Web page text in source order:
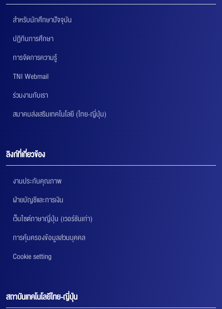
สำหรับนักศึกษาปัจจุบัน
ปฏิทินการศึกษา
การจัดการความรู้
TNI Webmail
ร่วมงานกับเรา
สมาคมส่งเสริมเทคโนโลยี (ไทย-ญี่ปุ่น)
ลิงก์ที่เกี่ยวข้อง
งานประกันคุณภาพ
ฝ่ายบัญชีและการเงิน
เว็บไซต์ภาษาญี่ปุ่น (เวอร์ชันเก่า)
การคุ้มครองข้อมูลส่วนบุคคล
Cookie setting
สถาบันเทคโนโลยีไทย-ญี่ปุ่น